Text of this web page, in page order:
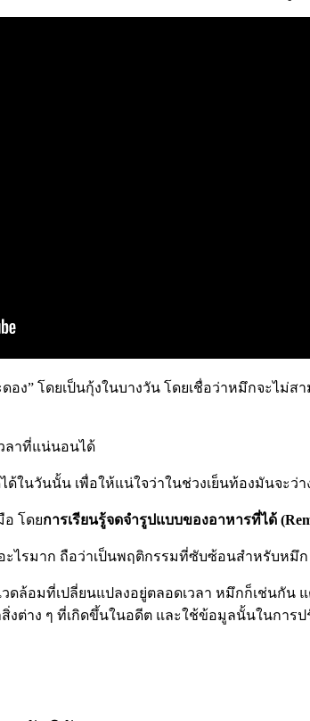
อง” โดยเป็นกุ้งในบางวัน โดยเชื่อว่าหมึกจะไม่
ลาที่แน่นอนได้
ในวันนั้น เพื่อให้แน่ใจว่าในช่วงเย็นท้องมันจะ
โดยการเรียนรู้จดจำรูปแบบของอาหารที่ได้
ไรมาก ถือว่าเป็นพฤติกรรมที่ซับซ้อนสำหรับหมึ
ล้อมที่เปลี่ยนแปลงอยู่ตลอดเวลา หมึกก็เช่นกั
งต่าง ๆ ที่เกิดขึ้นในอดีต และใช้ข้อมูลนั้นในกา